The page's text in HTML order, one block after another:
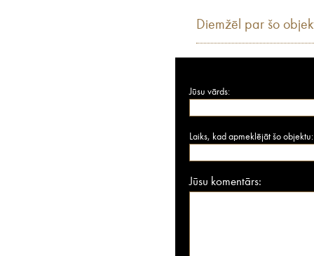
Diemžēl par šo
Jūsu vārds:
Laiks, kad apmeklējāt šo objektu:
Jūsu komentārs: